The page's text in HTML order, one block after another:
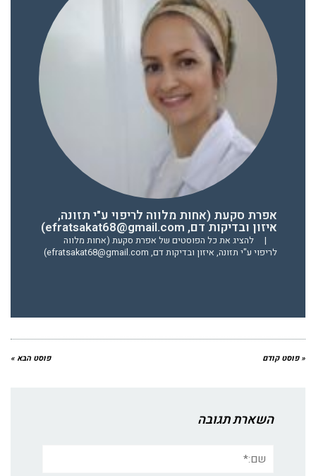
אפרת סקעת (אחות מלווה לריפוי ע"י תזונה,
איזון ובדיקות דם, efratsakat68@gmail.com)
|
להציג את כל הפוסטים של אפרת סקעת (אחות מלווה
לריפוי ע"י תזונה, איזון ובדיקות דם, efratsakat68@gmail.com)
« פוסט קודם פוסט הבא »
השארת תגובה